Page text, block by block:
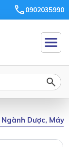
0902035990
Dược, Máy